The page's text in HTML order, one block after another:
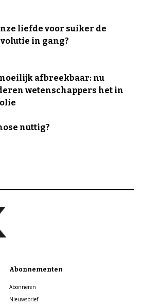
liefde voor suiker de
in gang?
afbreekbaar: nu
wetenschappers het in
nuttig?
Abonnementen
Abonneren
Nieuwsbrief